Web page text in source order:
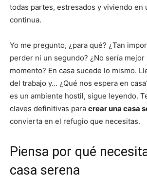
todas partes, estresados y viviendo en
continua.
Yo me pregunto, ¿para qué? ¿Tan
perder ni un segundo? ¿No sería mejor
momento? En casa sucede lo mismo.
del trabajo y… ¿Qué nos espera en
es un ambiente hostil, sigue leyendo.
claves definitivas para crear una casa
convierta en el refugio que necesitas.
Piensa por qué
casa serena